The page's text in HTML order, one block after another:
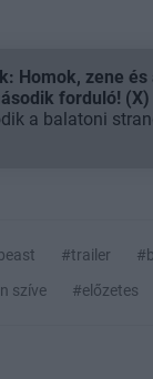
Homok, zene
forduló! (X)
a balatoni
#trailer
szíve #előzetes